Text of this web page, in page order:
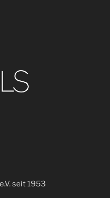
seit 1953